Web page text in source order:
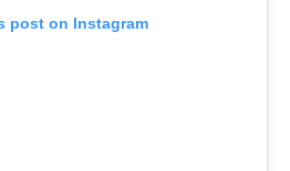
post on Instagram